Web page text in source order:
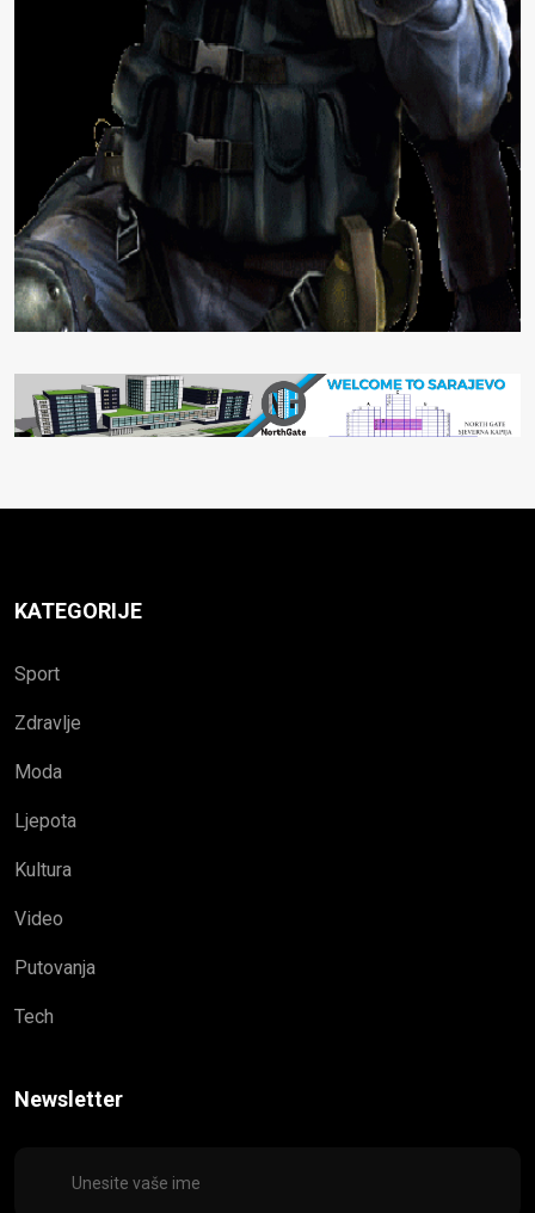
KATEGORIJE
Sport
Zdravlje
Moda
Ljepota
Kultura
Video
Putovanja
Tech
Newsletter